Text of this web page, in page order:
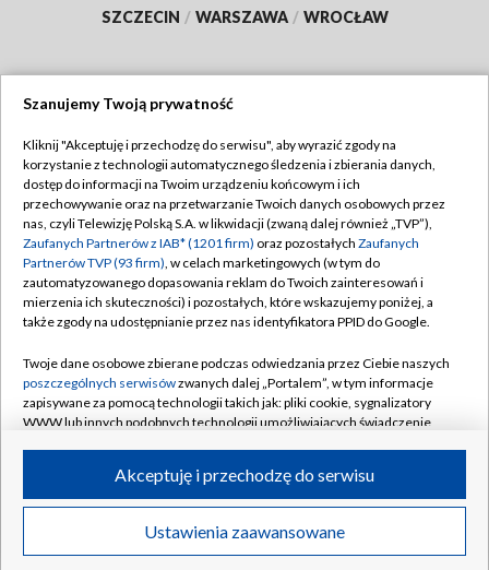
SZCZECIN / WARSZAWA / WROCŁAW
TVP
Abonament TVP
Emisja w TVP
Centrum informacji TVP
Naziemna Telewizja Cyfrowa
Rada Programowa
System NOS
Informacje o nadawcy
Program dla prasy
Ogłoszenie przetargowe
Regulamin TVP
Polityka prywatności
Moje zgody
Pomoc
Kontakt
Kanały
©2026 Telewizja Polska S.A. w likwidacji
Szanujemy Twoją prywatność
Kliknij "Akceptuję i przechodzę do serwisu", aby wyrazić zgody na
korzystanie z technologii automatycznego śledzenia i zbierania danych,
dostęp do informacji na Twoim urządzeniu końcowym i ich
przechowywanie oraz na przetwarzanie Twoich danych osobowych przez
nas, czyli Telewizję Polską S.A. w likwidacji (zwaną dalej również „TVP”),
Zaufanych Partnerów z IAB* (1201 firm) oraz pozostałych Zaufanych
Partnerów TVP (93 firm), w celach marketingowych (w tym do
zautomatyzowanego dopasowania reklam do Twoich zainteresowań i
mierzenia ich skuteczności) i pozostałych, które wskazujemy poniżej, a
także zgody na udostępnianie przez nas identyfikatora PPID do Google.
Twoje dane osobowe zbierane podczas odwiedzania przez Ciebie naszych
poszczególnych serwisówzwanych dalej „Portalem”, w tym informacje
zapisywane za pomocą technologii takich jak: pliki cookie, sygnalizatory
WWW lub innych podobnych technologii umożliwiających świadczenie
ruchu w Internecie.
Twoje dane osobowe zbierane podczas odwiedzania przez Ciebie
poszczególnych serwisówna Portalu, takie jak adresy IP, identyfikatory
Ustawienia zaawansowane
Akceptuję i przechodzę do serwisu